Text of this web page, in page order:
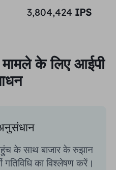
3,804,424 IPS
के लिए आईपी
के साथ बाजार के रुझान
का विश्लेषण करें।